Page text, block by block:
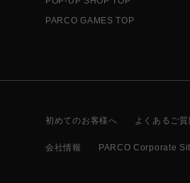
PARCO GAMES TOP
初めてのお客様へ よくあるご
会社情報 PARCO Corporate